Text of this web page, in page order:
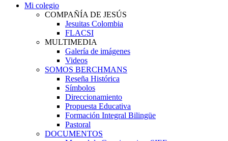
Mi colegio
COMPAÑÍA DE JESÚS
Jesuitas Colombia
FLACSI
MULTIMEDIA
Galería de imágenes
Videos
SOMOS BERCHMANS
Reseña Histórica
Símbolos
Direccionamiento
Propuesta Educativa
Formación Integral Bilingüe
Pastoral
DOCUMENTOS